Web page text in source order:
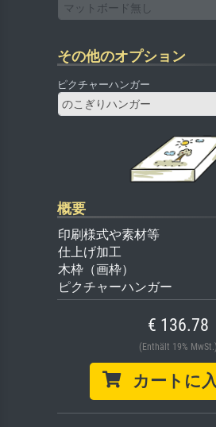
マットボード無し
その他のオプション
ピクチャーハンガー
のこぎりハンガー
概要
印刷様式や素材等
仕上げ加工
木枠（画枠）
ピクチャーハンガー
€ 136.78
(Enthält 19% MwSt.)
カートに